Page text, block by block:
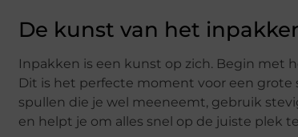
De kunst van het
Inpakken is een kunst op zich. Begin met
Dit is het perfecte moment voor een grote
spullen die je wel meeneemt, gebruik
en helpt je om alles snel op de juiste plek